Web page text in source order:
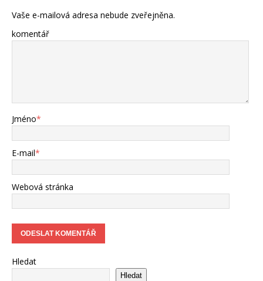
Vaše e-mailová adresa nebude zveřejněna.
komentář
Jméno*
E-mail*
Webová stránka
Hledat
Hledat